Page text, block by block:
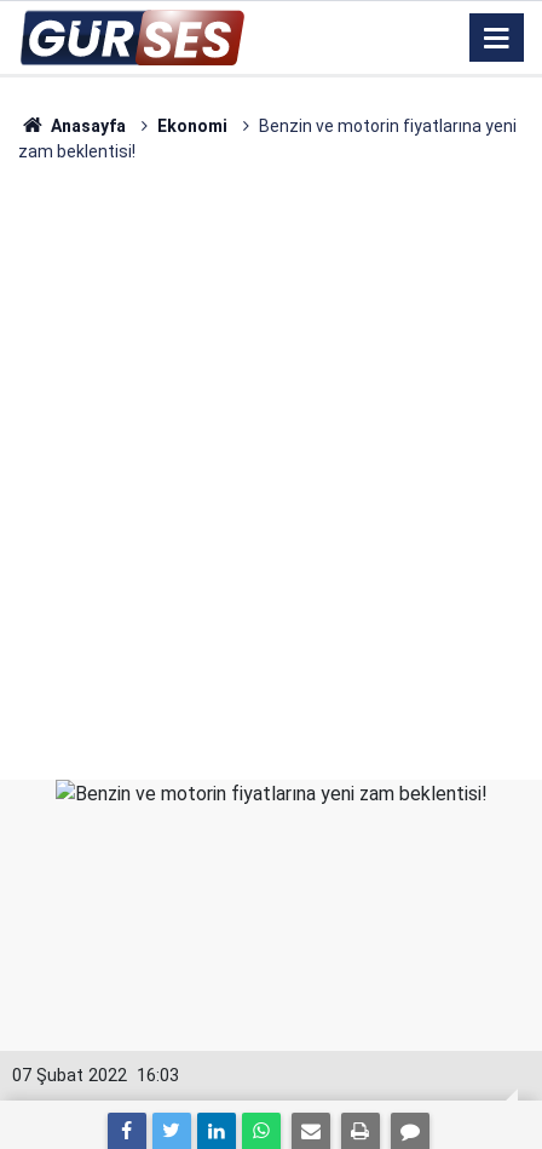
Anasayfa Ekonomi
Benzin ve motorin fiyatlarına yeni
zam beklentisi!
16:03
07 Şubat 2022